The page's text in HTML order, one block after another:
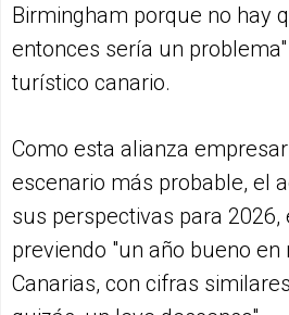
Birmingham porque no hay
entonces sería un
turístico canario.
Como esta alianza
escenario más probable, el
sus perspectivas para 2026,
previendo "un año bueno
Canarias, con cifras